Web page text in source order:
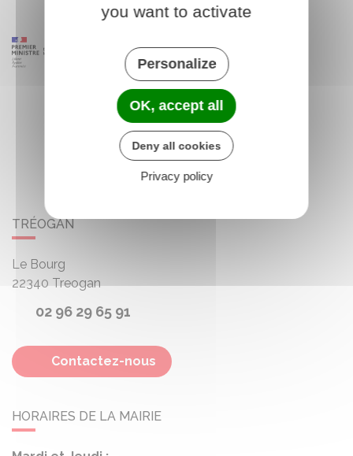
TRÉOGAN
Le Bourg
22340Treogan
02 96 29 65 91
Contactez-nous
HORAIRES DE LA MAIRIE
you want to activate
Personalize
OK, accept all
Deny all cookies
Privacy policy